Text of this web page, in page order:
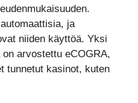
ja
niiden käyttöä. Yksi
arvostettu eCOGRA,
tunnetut kasinot, kuten